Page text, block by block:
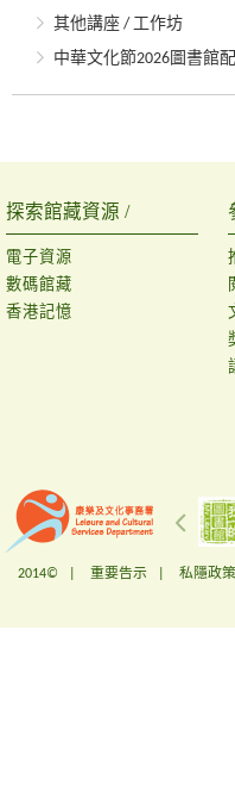
其他講座 / 工作坊
中華文化節2026圖書館
探索館藏資源 /
電子資源
數碼館藏
香港記憶
2014© | 重要告示 私隱政策